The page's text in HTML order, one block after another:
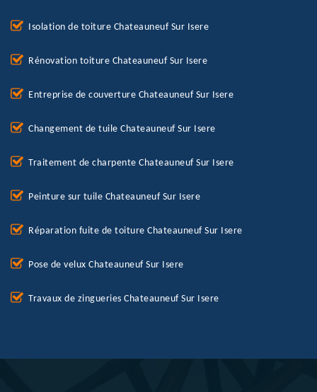
Isolation de toiture Chateauneuf Sur Isere
Rénovation toiture Chateauneuf Sur Isere
Entreprise de couverture Chateauneuf Sur Isere
Changement de tuile Chateauneuf Sur Isere
Traitement de charpente Chateauneuf Sur Isere
Peinture sur tuile Chateauneuf Sur Isere
Réparation fuite de toiture Chateauneuf Sur Isere
Pose de velux Chateauneuf Sur Isere
Travaux de zingueries Chateauneuf Sur Isere